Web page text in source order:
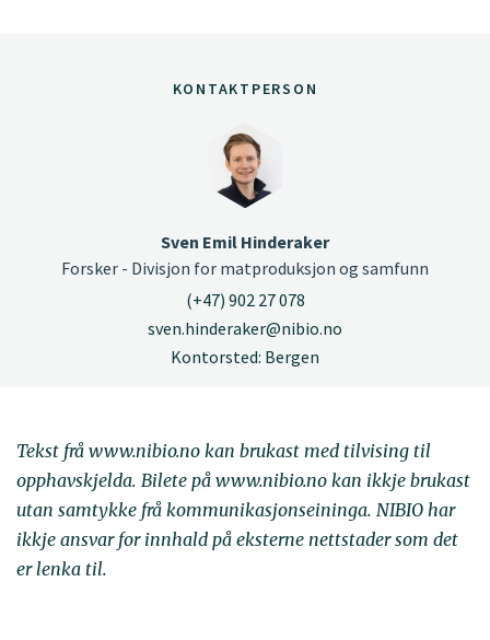
KONTAKTPERSON
Sven Emil Hinderaker
Forsker - Divisjon for matproduksjon og samfunn
(+47) 902 27 078
sven.hinderaker@nibio.no
Kontorsted: Bergen
Tekst frå www.nibio.no kan brukast med tilvising til
opphavskjelda. Bilete på www.nibio.no kan ikkje brukast
utan samtykke frå kommunikasjonseininga. NIBIO har
ikkje ansvar for innhald på eksterne nettstader som det
er lenka til.